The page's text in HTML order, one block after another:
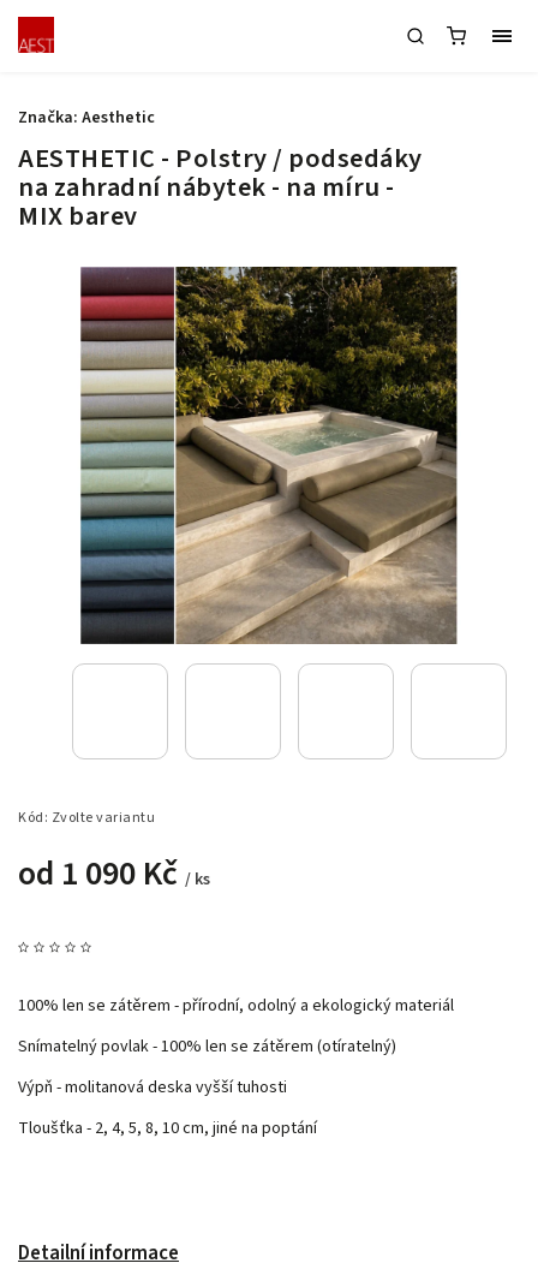
AESTHETIC - Polstry / podsedáky
na zahradní nábytek - na míru -
MIX barev
Kód: Zvolte variantu
od 1 090 Kč / ks
100% len se zátěrem - přírodní, odolný a ekologický materiál
Snímatelný povlak - 100% len se zátěrem (otíratelný)
Výpň - molitanová deska vyšší tuhosti
Tloušťka - 2, 4, 5, 8, 10 cm, jiné na poptání
Detailní informace
Značka: Aesthetic